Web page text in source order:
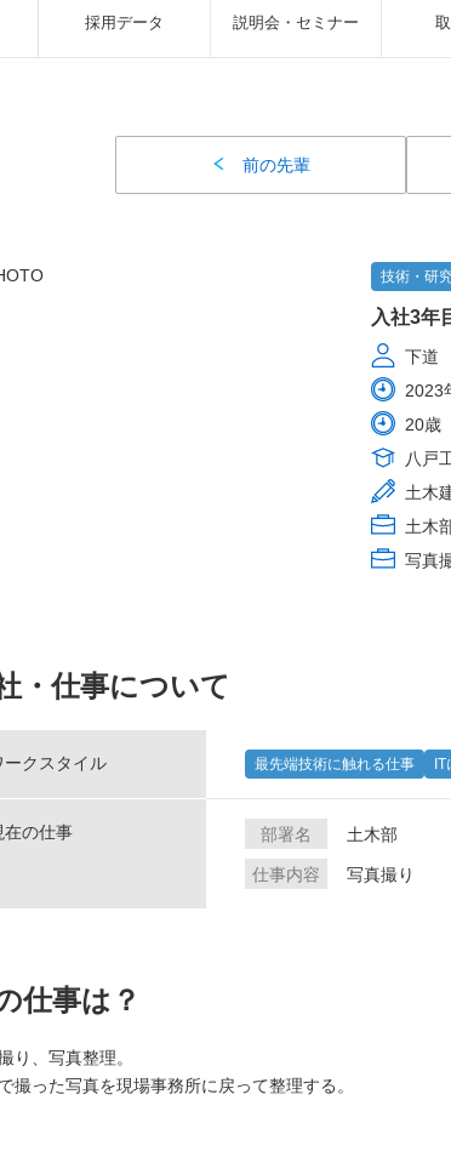
採用データ 説明会・セミナー
前の先輩
技術・研
入社3年
下道
2023
20歳
八戸
土木
土木
写真
・仕事について
ークスタイル 最先端技術に触れる仕事
在の仕事 部署名 土木部
仕事内容 写真撮り
仕事は？
り、写真整理。
撮った写真を現場事務所に戻って整理する。